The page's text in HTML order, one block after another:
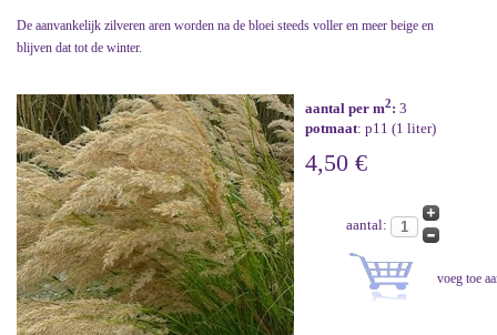
De aanvankelijk zilveren aren worden na de bloei steeds voller en meer beige en
blijven dat tot de winter.
aantal per m2: 3
potmaat: p11 (1 liter)
4,50 €
aantal: